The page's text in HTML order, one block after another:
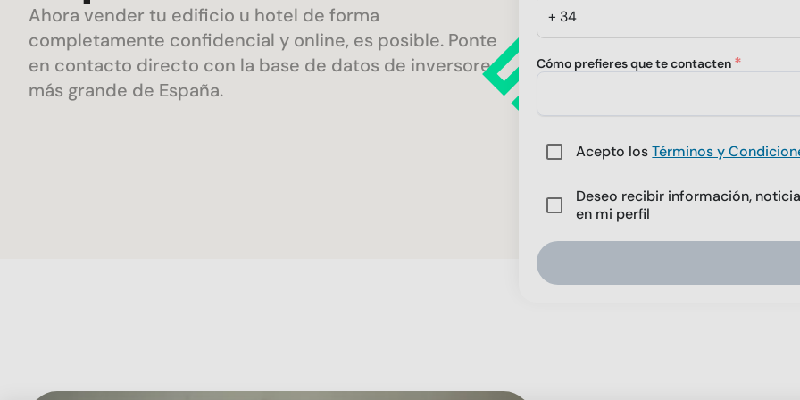
Ahora vender tu edificio u hotel de forma
completamente confidencial y online, es posible. Ponte
en contacto directo con la base de datos de inversores
más grande de España.
Cómo prefieres que te contacten
Acepto losTérminos y
Deseo recibir información,
en mi perfil